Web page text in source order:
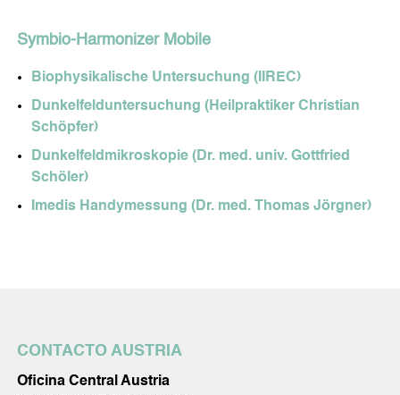
Symbio-Harmonizer Mobile
Biophysikalische Untersuchung (IIREC)
Dunkelfelduntersuchung (Heilpraktiker Christian
Schöpfer)
Dunkelfeldmikroskopie (Dr. med. univ. Gottfried
Schöler)
Imedis Handymessung (Dr. med. Thomas Jörgner)
CONTACTO AUSTRIA
Oficina Central Austria